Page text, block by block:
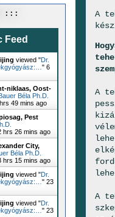
A
A
A
:::
Feed
viewed "Dr.
" 6
niklaas, Oost-
Béla Ph.D.
49 mins ago
Pest
hrs 26 mins ago
City,
Béla Ph.D.
hrs 15 mins ago
viewed "Dr.
" 23
viewed "Dr.
" 23